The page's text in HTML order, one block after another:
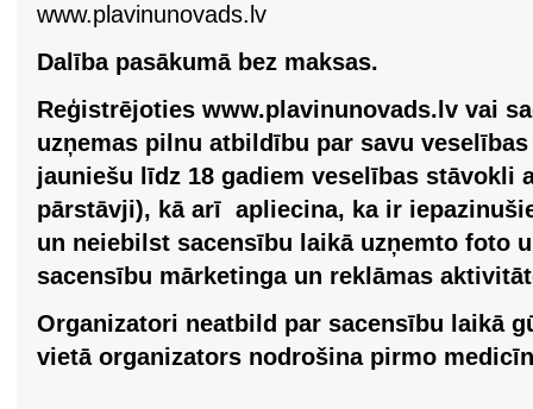
www.plavinunovads.lv
Dalība pasākumā bez maksas.
Reģistrējoties www.plavinunovads.lv vai
uzņemas pilnu atbildību par savu
jauniešu līdz 18 gadiem veselības stāvokli
pārstāvji), kā arī apliecina, ka ir
un neiebilst sacensību laikā uzņemto foto
sacensību mārketinga un reklāmas
Organizatori neatbild par sacensību laikā
vietā organizators nodrošina pirmo